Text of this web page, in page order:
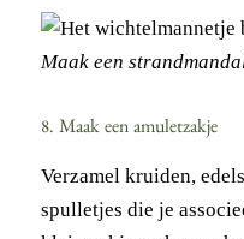
Maak een
8. Maak een amuletzakje
Verzamel kruiden,
spulletjes die je